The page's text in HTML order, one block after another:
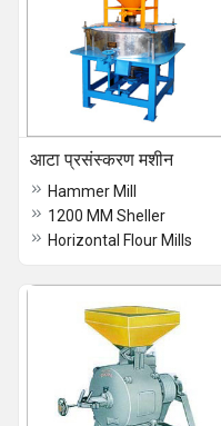
आटा प्रसंस्करण मशीन
Hammer Mill
1200 MM Sheller
Horizontal Flour Mills